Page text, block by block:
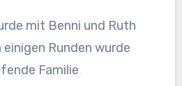
mit Benni und Ruth
Runden wurde
Familie